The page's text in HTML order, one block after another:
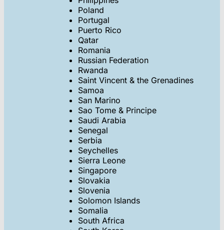
Poland
Portugal
Puerto Rico
Qatar
Romania
Russian Federation
Rwanda
Saint Vincent & the Grenadines
Samoa
San Marino
Sao Tome & Principe
Saudi Arabia
Senegal
Serbia
Seychelles
Sierra Leone
Singapore
Slovakia
Slovenia
Solomon Islands
Somalia
South Africa